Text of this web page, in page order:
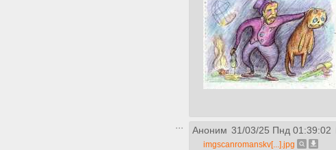
Аноним 31/03/25 Пнд 01:39:02
imgscanromanskv[...].jpg